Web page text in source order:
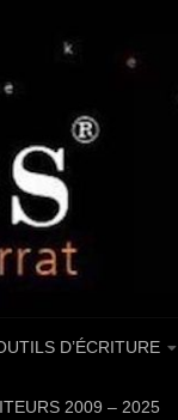
D’ÉCRITURE
2009 – 2025